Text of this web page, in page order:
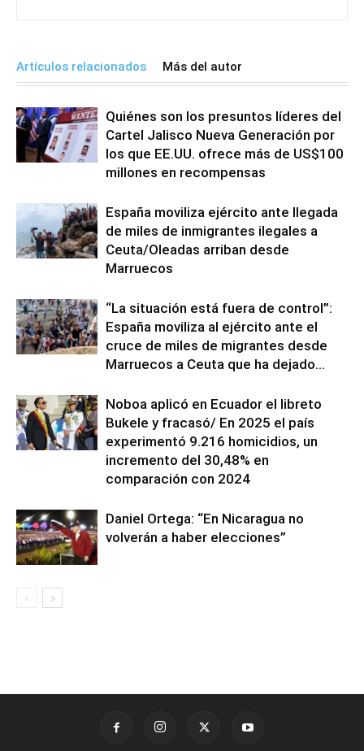
Artículos relacionados Más del autor
Quiénes son los presuntos líderes del
Cartel Jalisco Nueva Generación por
los que EE.UU. ofrece más de US$100
millones en recompensas
España moviliza ejército ante llegada
de miles de inmigrantes ilegales a
Ceuta/Oleadas arriban desde
Marruecos
“La situación está fuera de control”:
España moviliza al ejército ante el
cruce de miles de migrantes desde
Marruecos a Ceuta que ha dejado...
Noboa aplicó en Ecuador el libreto
Bukele y fracasó/ En 2025 el país
experimentó 9.216 homicidios, un
incremento del 30,48% en
comparación con 2024
Daniel Ortega: “En Nicaragua no
volverán a haber elecciones”